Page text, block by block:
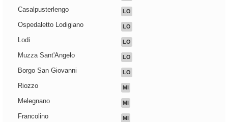
Casalpusterlengo LO
Ospedaletto Lodigiano LO
Lodi LO
Muzza Sant'Angelo LO
Borgo San Giovanni LO
Riozzo MI
Melegnano MI
Francolino MI